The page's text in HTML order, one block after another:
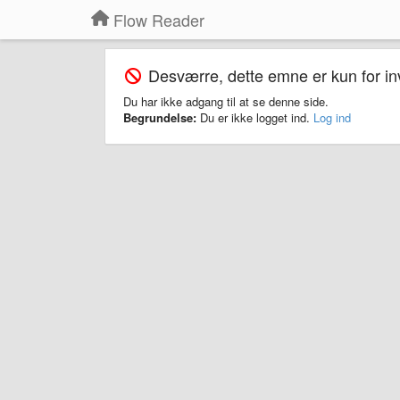
Flow Reader
Desværre, dette emne er kun for
Du har ikke adgang til at se denne side.
Begrundelse: Du er ikke logget ind. Log ind